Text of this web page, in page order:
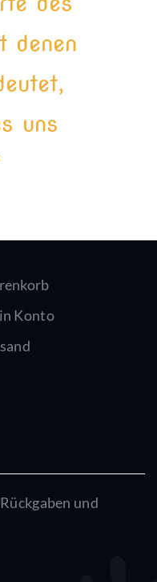
denen
uns
Konto
Rückgaben und